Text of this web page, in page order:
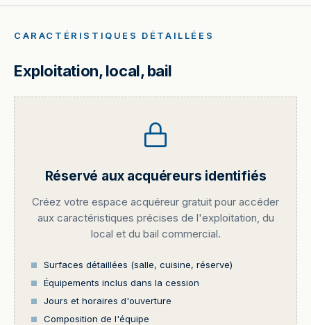
CARACTÉRISTIQUES DÉTAILLÉES
Exploitation, local, bail
Réservé aux acquéreurs identifiés
Créez votre espace acquéreur gratuit pour accéder
aux caractéristiques précises de l'exploitation, du
local et du bail commercial.
Surfaces détaillées (salle, cuisine, réserve)
Équipements inclus dans la cession
Jours et horaires d'ouverture
Composition de l'équipe